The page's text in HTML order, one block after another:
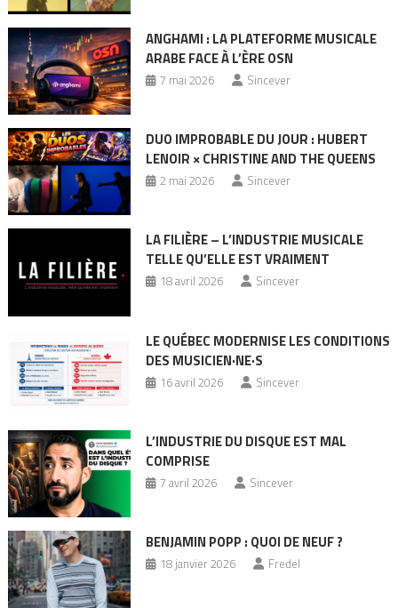
ANGHAMI : LA PLATEFORME MUSICALE
ARABE FACE À L’ÈRE OSN
7 mai 2026 Sincever
DUO IMPROBABLE DU JOUR : HUBERT
LENOIR × CHRISTINE AND THE QUEENS
2 mai 2026 Sincever
LA FILIÈRE – L’INDUSTRIE MUSICALE
TELLE QU’ELLE EST VRAIMENT
18 avril 2026 Sincever
LE QUÉBEC MODERNISE LES CONDITIONS
DES MUSICIEN·NE·S
16 avril 2026 Sincever
L’INDUSTRIE DU DISQUE EST MAL
COMPRISE
7 avril 2026 Sincever
BENJAMIN POPP : QUOI DE NEUF ?
18 janvier 2026 Fredel